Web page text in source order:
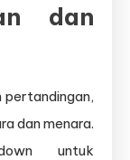
dan
dan menara.
untuk